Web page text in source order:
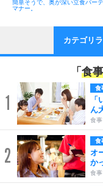
簡単そうで、奥が深い立食パー
マナー。
カテゴリ
「 食
1
食
ん
食
2
食
オ
か
食